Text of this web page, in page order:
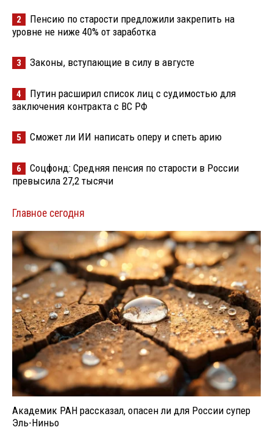
2
Пенсию по старости предложили закрепить на
уровне не ниже 40% от заработка
3 Законы, вступающие в силу в августе
4
Путин расширил список лиц с судимостью для
заключения контракта с ВС РФ
5 Сможет ли ИИ написать оперу и спеть арию
6
Соцфонд: Средняя пенсия по старости в России
превысила 27,2 тысячи
Главное сегодня
Академик РАН рассказал, опасен ли для России супер
Эль-Ниньо